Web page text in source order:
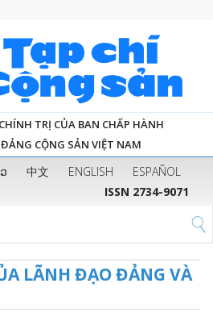
TRỊ CỦA BAN CHẤP HÀNH
CỘNG SẢN VIỆT NAM
中文 ENGLISH
ESPAÑOL
ISSN 2734-9071
LÃNH ĐẠO ĐẢNG VÀ